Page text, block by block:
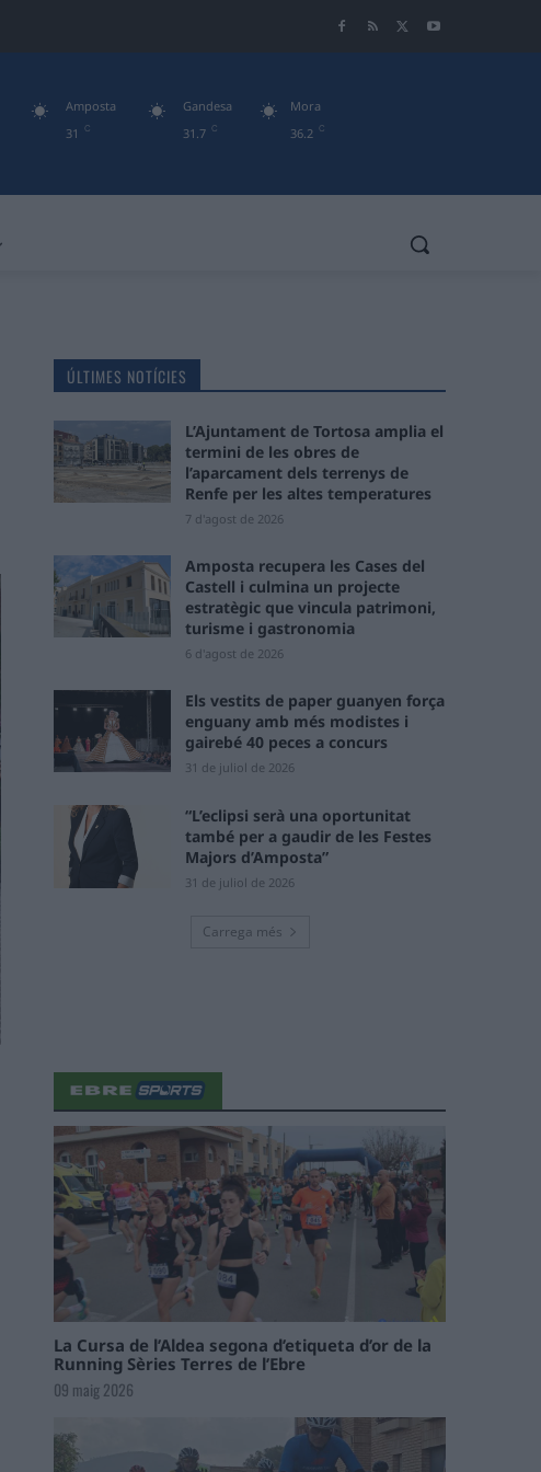
31
C
Amposta
31.7 C
Gandesa
36.2 C
Mora
ÚLTIMES NOTÍCIES
L’Ajuntament de Tortosa amplia el
termini de les obres de
l’aparcament dels terrenys de
Renfe per les altes temperatures
7 d'agost de 2026
Amposta recupera les Cases del
Castell i culmina un projecte
estratègic que vincula patrimoni,
turisme i gastronomia
6 d'agost de 2026
Els vestits de paper guanyen força
enguany amb més modistes i
gairebé 40 peces a concurs
31 de juliol de 2026
“L’eclipsi serà una oportunitat
també per a gaudir de les Festes
Majors d’Amposta”
31 de juliol de 2026
Carrega més
La Cursa de l’Aldea segona d’etiqueta d’or de la
Running Sèries Terres de l’Ebre
09 maig 2026